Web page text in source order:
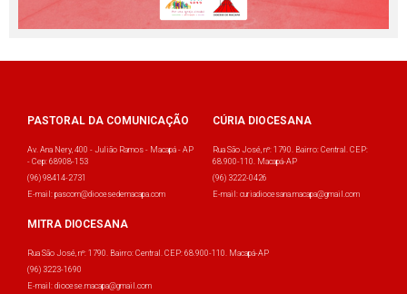
PASTORAL DA COMUNICAÇÃO
Av. Ana Nery, 400 - Julião Ramos - Macapá - AP
- Cep: 68908-153
(96) 98414-2731
E-mail: pascom@diocesedemacapa.com
CÚRIA DIOCESANA
Rua São José, nº: 1790. Bairro: Central. CEP:
68.900-110. Macapá-AP
(96) 3222-0426
E-mail: curiadiocesana.macapa@gmail.com
MITRA DIOCESANA
Rua São José, nº: 1790. Bairro: Central. CEP: 68.900-110. Macapá-AP
(96) 3223-1690
E-mail: diocese.macapa@gmail.com